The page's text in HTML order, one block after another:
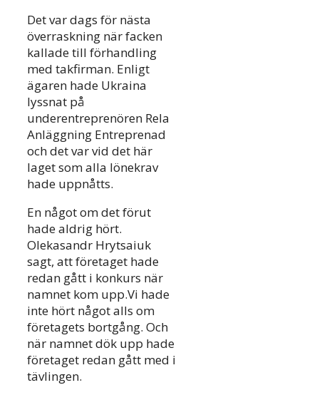
Det var dags för nästa
överraskning när facken
kallade till förhandling
med takfirman. Enligt
ägaren hade Ukraina
lyssnat på
underentreprenören Rela
Anläggning Entreprenad
och det var vid det här
laget som alla lönekrav
hade uppnåtts.
En något om det förut
hade aldrig hört.
Olekasandr Hrytsaiuk
sagt, att företaget hade
redan gått i konkurs när
namnet kom upp.Vi hade
inte hört något alls om
företagets bortgång. Och
när namnet dök upp hade
företaget redan gått med i
tävlingen.